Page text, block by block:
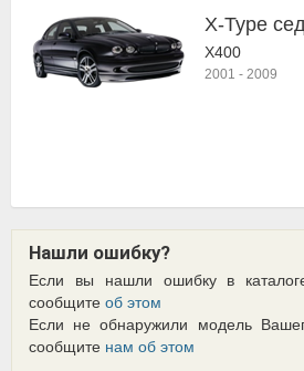
X-Type
X400
2001 - 2009
Нашли ошибку?
Если вы нашли ошибку в
сообщите об этом
Если не обнаружили модель
сообщите нам об этом